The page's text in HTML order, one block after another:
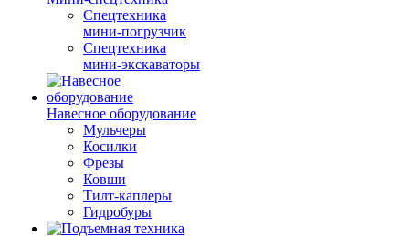
Спецтехника
мини-погрузчик
Спецтехника
мини-экскаваторы
Навесное оборудование
Мульчеры
Косилки
Фрезы
Ковши
Тилт-каплеры
Гидробуры